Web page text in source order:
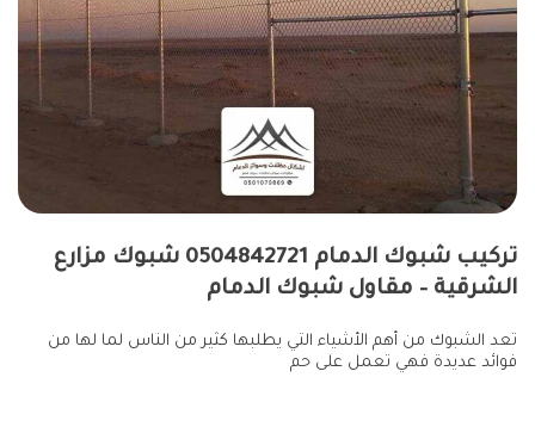
تركيب شبوك الدمام 0504842721 شبوك مزارع
الشرقية – مقاول شبوك الدمام
تعد الشبوك من أهم الأشياء التي يطلبها كثير من الناس لما لها من
فوائد عديدة فهي تعمل على حم